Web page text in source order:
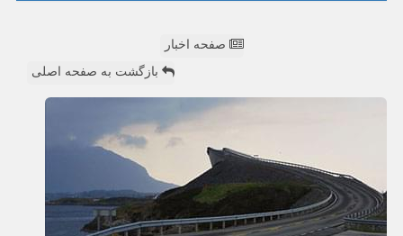
صفحه اخبار
بازگشت به صفحه اصلی